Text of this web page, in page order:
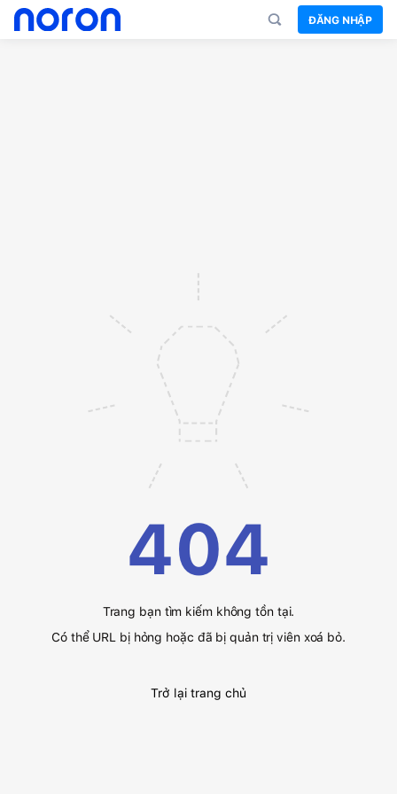
ĐĂNG NHẬP
404
Trang bạn tìm kiếm không tồn tại.
Có thể URL bị hỏng hoặc đã bị quản trị viên xoá bỏ.
Trở lại trang chủ